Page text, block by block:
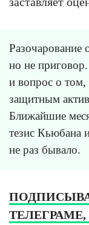
Разочарование
но не
и вопрос о
защитным
Ближайшие
тезис Кьюбана
не раз бывало.